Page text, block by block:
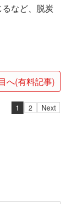
など、脱炭
へ(有料記事)
1 2 Next